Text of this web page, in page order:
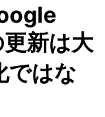
新は大
ではな